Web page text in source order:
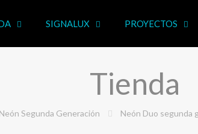
SIGNALUX PROYECTOS
Tienda
Neón Segunda Generación Neón Duo segunda